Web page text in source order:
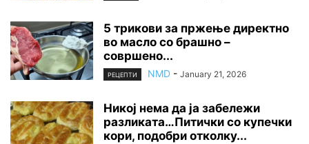
5 трикови за пржење директно
во масло со брашно –
совршено...
РЕЦЕПТИ NMD - January 21, 2026
Никој нема да ја забележи
разликата…Питички со купечки
кори, подобри отколку...